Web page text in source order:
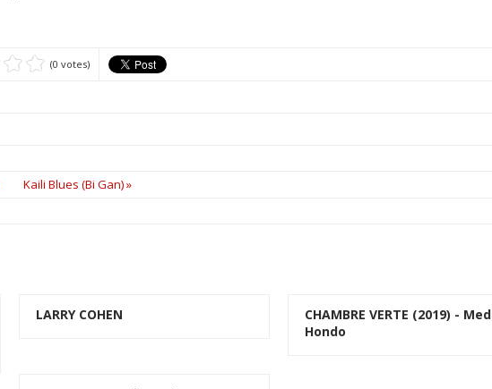
(0 votes)
Kaili Blues (Bi Gan) »
LARRY COHEN
CHAMBRE VERTE (2019) - Med
Hondo